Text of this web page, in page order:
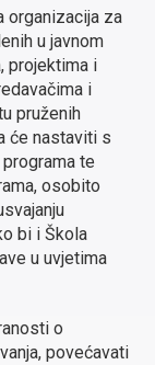
organizacija za
u javnom
projektima i
i
pruženih
će nastaviti s
te
osobito
bi i Škola
u uvjetima
o
povećavati